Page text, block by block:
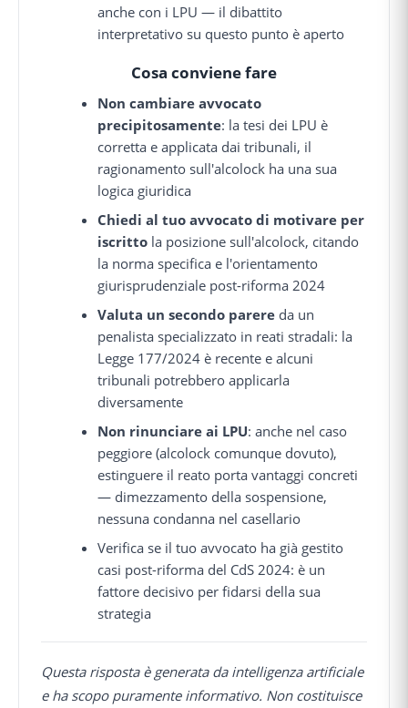
anche con i LPU — il dibattito
interpretativo su questo punto è aperto
Cosa conviene fare
Non cambiare avvocato
precipitosamente: la tesi dei LPU è
corretta e applicata dai tribunali, il
ragionamento sull'alcolock ha una sua
logica giuridica
Chiedi al tuo avvocato di motivare per
iscritto la posizione sull'alcolock, citando
la norma specifica e l'orientamento
giurisprudenziale post-riforma 2024
Valuta un secondo parere da un
penalista specializzato in reati stradali: la
Legge 177/2024 è recente e alcuni
tribunali potrebbero applicarla
diversamente
Non rinunciare ai LPU: anche nel caso
peggiore (alcolock comunque dovuto),
estinguere il reato porta vantaggi concreti
— dimezzamento della sospensione,
nessuna condanna nel casellario
Verifica se il tuo avvocato ha già gestito
casi post-riforma del CdS 2024: è un
fattore decisivo per fidarsi della sua
strategia
Questa risposta è generata da intelligenza artificiale
e ha scopo puramente informativo. Non costituisce